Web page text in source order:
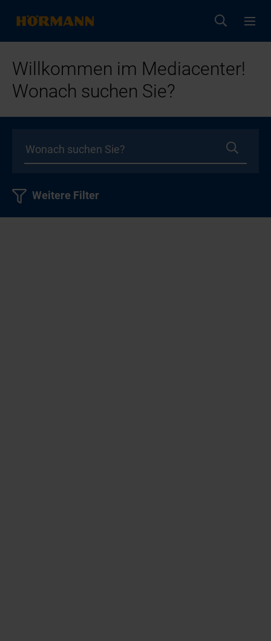
Willkommen im Mediacenter!
Wonach suchen Sie?
Weitere Filter